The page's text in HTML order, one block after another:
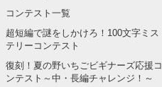
コンテスト一覧
超短編で謎をしかけろ！100文字ミス
テリーコンテスト
復刻！夏の野いちごビギナーズ応援コ
ンテスト～中・長編チャレンジ！～